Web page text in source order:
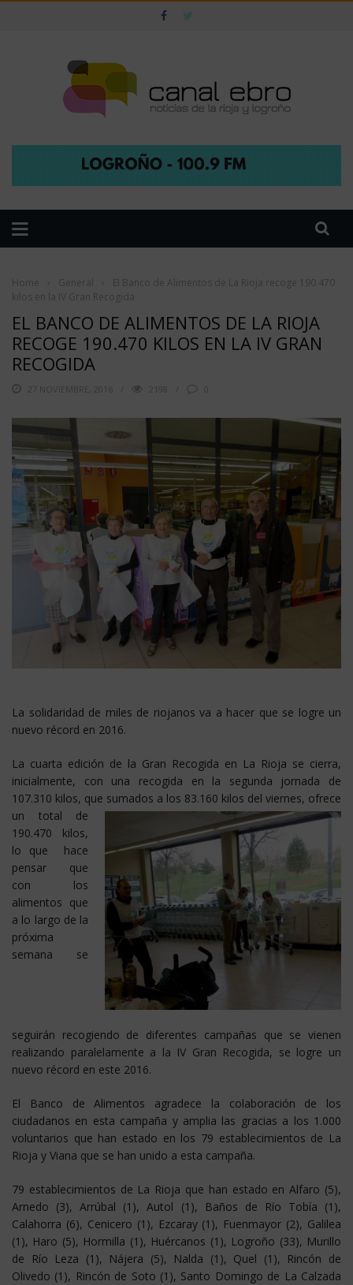
Home General
El Banco de Alimentos de La Rioja recoge 190.470
kilos en la IV Gran Recogida
EL BANCO DE ALIMENTOS DE LA RIOJA
RECOGE 190.470 KILOS EN LA IV GRAN
RECOGIDA
27 NOVIEMBRE, 2016 2198
La solidaridad de miles de riojanos va a hacer que se logre un
nuevo récord en 2016.
La cuarta edición de la Gran Recogida en La Rioja se cierra,
inicialmente, con una recogida en la segunda jornada de
107.310 kilos, que sumados a los 83.160 kilos del viernes, ofrece
un total de
190.470 kilos,
lo que hace
pensar que
con los
alimentos que
a lo largo de la
próxima
semana se
seguirán recogiendo de diferentes campañas que se vienen
realizando paralelamente a la IV Gran Recogida, se logre un
nuevo récord en este 2016.
El Banco de Alimentos agradece la colaboración de los
ciudadanos en esta campaña y amplia las gracias a los 1.000
voluntarios que han estado en los 79 establecimientos de La
Rioja y Viana que se han unido a esta campaña.
79 establecimientos de La Rioja que han estado en Alfaro (5),
Arnedo (3), Arrúbal (1), Autol (1), Baños de Río Tobía (1),
Calahorra (6), Cenicero (1), Ezcaray (1), Fuenmayor (2), Galilea
(1), Haro (5), Hormilla (1), Huércanos (1), Logroño (33), Murillo
de Río Leza (1), Nájera (5), Nalda (1), Quel (1), Rincón de
Olivedo (1), Rincón de Soto (1), Santo Domingo de La Calzada